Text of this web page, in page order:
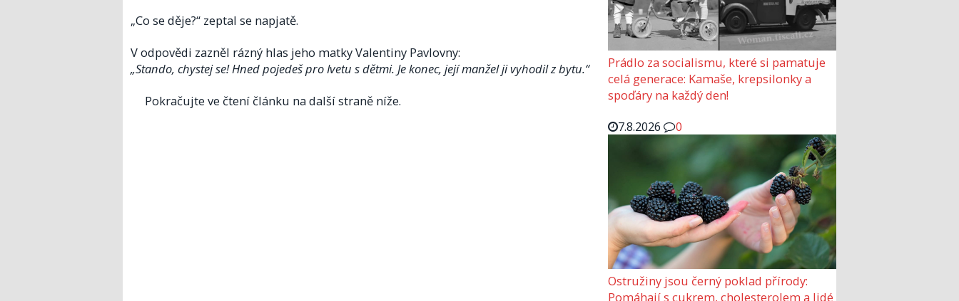
„Co se děje?“ zeptal se napjatě.
V odpovědi zazněl rázný hlas jeho matky Valentiny Pavlovny:
„Stando, chystej se! Hned pojedeš pro Ivetu s dětmi. Je konec, její manžel ji vyhodil z bytu.“
Pokračujte ve čtení článku na další straně níže.
Prádlo za socialismu, které si pamatuje
celá generace: Kamaše, krepsilonky a
spoďáry na každý den!
7.8.2026
0
Ostružiny jsou černý poklad přírody:
Pomáhají s cukrem, cholesterolem a lidé